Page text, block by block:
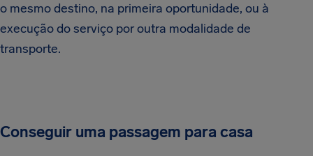
o mesmo destino, na primeira oportunidade, ou à
execução do serviço por outra modalidade de
transporte.
Conseguir uma passagem para casa